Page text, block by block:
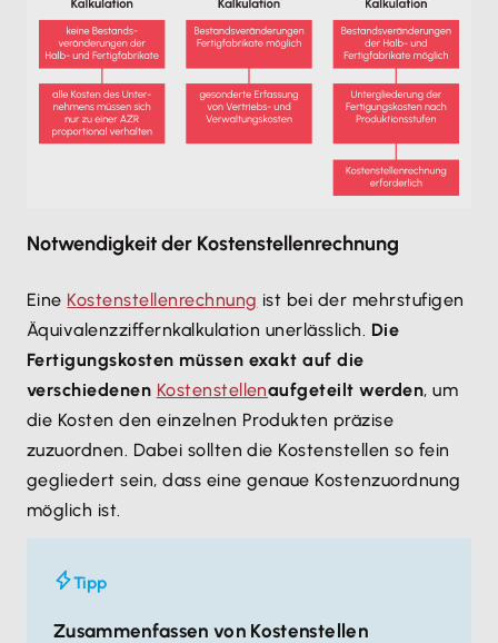
Notwendigkeit der Kostenstellenrechnung
Eine Kostenstellenrechnung ist bei der mehrstufigen
Äquivalenzziffernkalkulation unerlässlich. Die
Fertigungskosten müssen exakt auf die
verschiedenen Kostenstellenaufgeteilt werden, um
die Kosten den einzelnen Produkten präzise
zuzuordnen. Dabei sollten die Kostenstellen so fein
gegliedert sein, dass eine genaue Kostenzuordnung
möglich ist.
Tipp
Zusammenfassen von Kostenstellen